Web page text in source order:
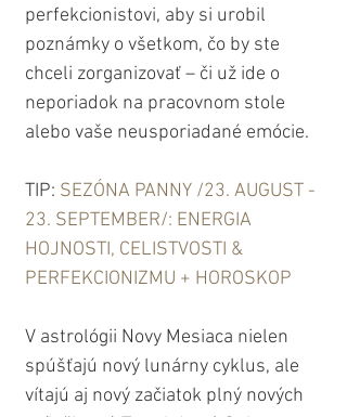
perfekcionistovi, aby si urobil
poznámky o všetkom, čo by ste
chceli zorganizovať – či už ide o
neporiadok na pracovnom stole
alebo vaše neusporiadané emócie.
TIP: SEZÓNA PANNY /23. AUGUST -
23. SEPTEMBER/: ENERGIA
HOJNOSTI, CELISTVOSTI &
PERFEKCIONIZMU + HOROSKOP
V astrológii Novy Mesiaca nielen
spúšťajú nový lunárny cyklus, ale
vítajú aj nový začiatok plný nových